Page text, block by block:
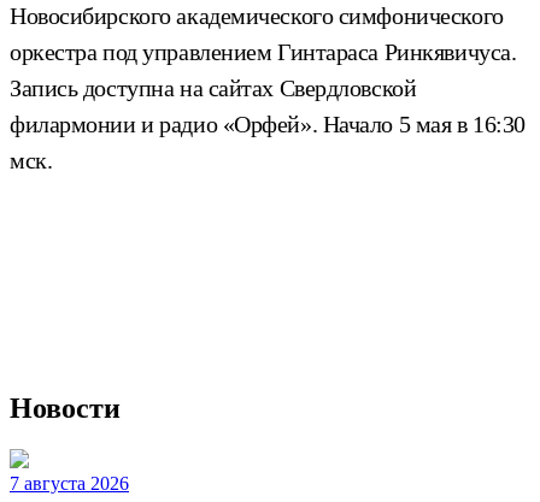
Новосибирского академического симфонического
оркестра под управлением Гинтараса Ринкявичуса.
Запись доступна на сайтах Свердловской
филармонии и радио «Орфей». Начало 5 мая в 16:30
мск.
Новости
7 августа 2026